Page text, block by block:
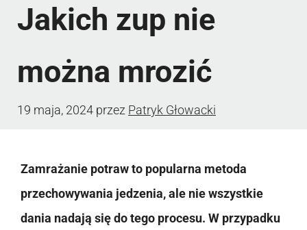
Jakich zup nie
można mrozić
19 maja, 2024 przez Patryk Głowacki
Zamrażanie potraw to popularna metoda
przechowywania jedzenia, ale nie wszystkie
dania nadają się do tego procesu. W przypadku